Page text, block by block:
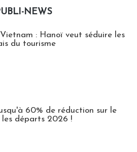
NEWS
: Hanoï veut séduire les
du tourisme
60% de réduction sur le
les départs 2026 !